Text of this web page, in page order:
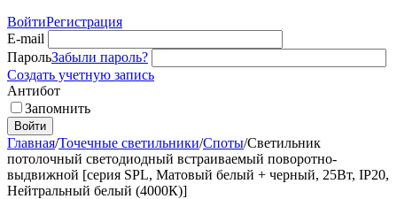
ВойтиРегистрация
E-mail
ПарольЗабыли пароль?
Создать учетную запись
Антибот
Запомнить
Войти
Главная/Точечные светильники/Споты/Светильник
потолочный светодиодный встраиваемый поворотно-
выдвижной [серия SPL, Матовый белый + черный, 25Вт, IP20,
Нейтральный белый (4000К)]